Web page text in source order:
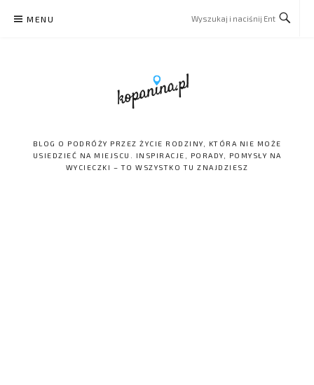
MENU
BLOG O PODRÓŻY PRZEZ ŻYCIE RODZINY, KTÓRA NIE MOŻE
USIEDZIEĆ NA MIEJSCU. INSPIRACJE, PORADY, POMYSŁY NA
WYCIECZKI – TO WSZYSTKO TU ZNAJDZIESZ